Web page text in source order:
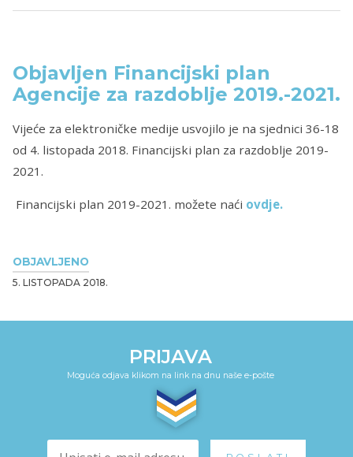
OBJAVLJENO
5. LISTOPADA 2018.
Objavljen Financijski plan
Agencije za razdoblje 2019.-2021.
Vijeće za elektroničke medije usvojilo je na sjednici 36-18
od 4. listopada 2018. Financijski plan za razdoblje 2019-
2021.
Financijski plan 2019-2021. možete naći ovdje.
PRIJAVA
Moguća odjava klikom na link na dnu naše e-pošte